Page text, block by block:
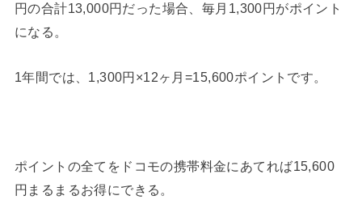
円の合計13,000円だった場合、毎月1,300円がポイント
になる。
1年間では、1,300円×12ヶ月=15,600ポイントです。
ポイントの全てをドコモの携帯料金にあてれば15,600
円まるまるお得にできる。